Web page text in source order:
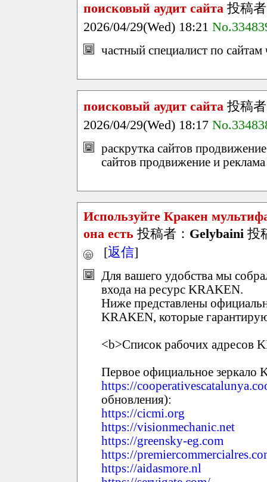
поисковый аудит сайта 投稿
2026/04/29(Wed) 18:21
частный специалист по
поисковый аудит сайта 投稿
2026/04/29(Wed) 18:17
раскрутка сайтов
сайтов продвижение и реклама
Используйте Кракен
она есть 投稿者： Gelybaini 投
[返信]
Для вашего удобства мы
входа на ресурс KRAKEN.
Ниже представлены
KRAKEN, которые
<b>Список рабочих адресов
Первое официальное зеркало
https://
обновления):
https://cicmi.org
https://visionmechanic.net
https://greensky-eg.com
https://
https://aidasmore.nl